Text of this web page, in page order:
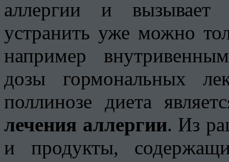
аллергии и вызывает
устранить уже можно
например
дозы гормональных
поллинозе диета
лечения аллергии. Из
и продукты,